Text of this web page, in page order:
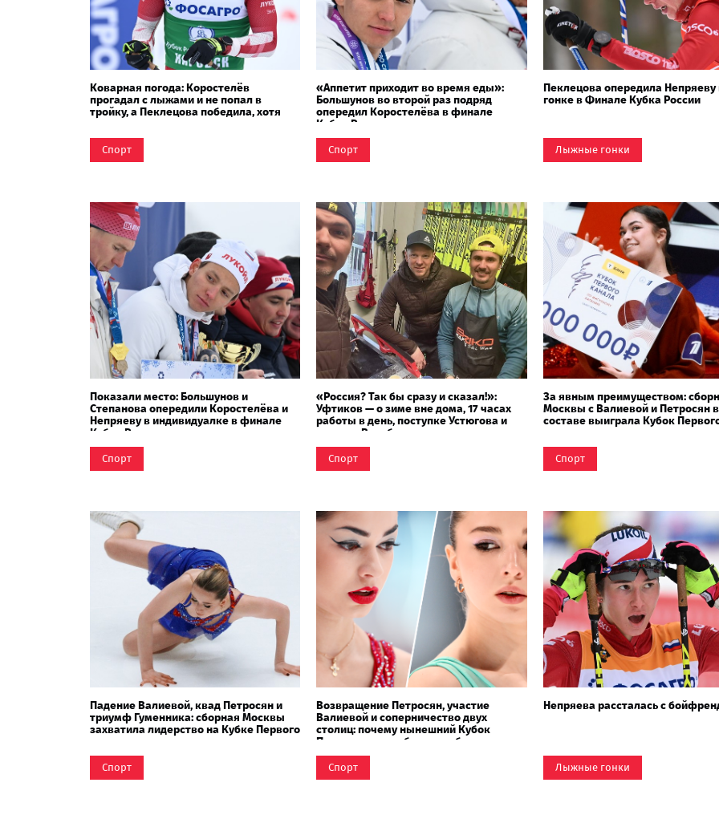
Коварная погода: Коростелёв
прогадал с лыжами и не попал в
тройку, а Пеклецова победила, хотя
Спорт
«Аппетит приходит во время еды»:
Большунов во второй раз подряд
опередил Коростелёва в финале
Кубка России
Спорт
Пеклецова опередила Непряеву
гонке в Финале Кубка России
Лыжные гонки
Показали место: Большунов и
Степанова опередили Коростелёва и
Непряеву в индивидуалке в финале
Кубка России
Спорт
«Россия? Так бы сразу и сказал!»:
Уфтиков — о зиме вне дома, 17 часах
работы в день, поступке Устюгова и
помощи Вяльбе
Спорт
За явным преимуществом:
Москвы с Валиевой и Петросян в
составе выиграла Кубок
Спорт
Падение Валиевой, квад Петросян и
триумф Гуменника: сборная Москвы
захватила лидерство на Кубке Первого
Спорт
Возвращение Петросян, участие
Валиевой и соперничество двух
столиц: почему нынешний Кубок
Первого канала будет особенным
Спорт
Непряева рассталась с
Лыжные гонки